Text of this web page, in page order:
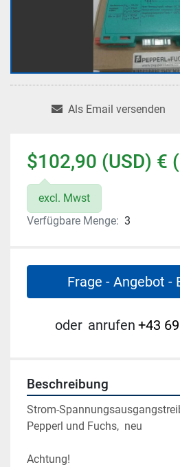
Als Email versenden
$102,90 (USD) €
excl. Mwst
Verfügbare Menge: 3
Frage - Angebot -
oder anrufen +43
Beschreibung
Strom-
Pepperl und Fuchs,  neu
Achtung!